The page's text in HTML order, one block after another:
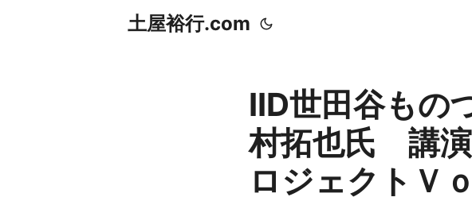
土屋裕行.com
IID世田谷も
村拓也氏 講演
ロジェクトＶ